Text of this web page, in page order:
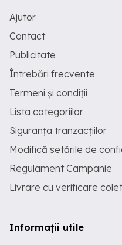
Ajutor
Contact
Publicitate
Întrebări frecvente
Termeni și condiții
Lista categoriilor
Siguranța tranzacțiilor
Modifică setările de
Regulament Campanie
Livrare cu verificare colet
Informații utile